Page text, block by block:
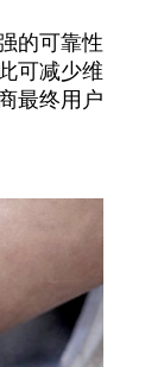
的可靠性
可减少维
最终用户